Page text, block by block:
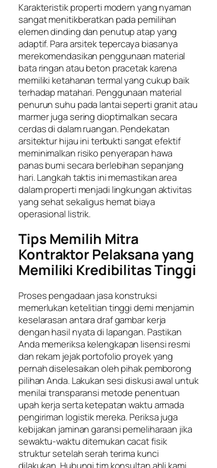
Karakteristik properti modern yang nyaman
sangat menitikberatkan pada pemilihan
elemen dinding dan penutup atap yang
adaptif. Para arsitek tepercaya biasanya
merekomendasikan penggunaan material
bata ringan atau beton pracetak karena
memiliki ketahanan termal yang cukup baik
terhadap matahari. Penggunaan material
penurun suhu pada lantai seperti granit atau
marmer juga sering dioptimalkan secara
cerdas di dalam ruangan. Pendekatan
arsitektur hijau ini terbukti sangat efektif
meminimalkan risiko penyerapan hawa
panas bumi secara berlebihan sepanjang
hari. Langkah taktis ini memastikan area
dalam properti menjadi lingkungan aktivitas
yang sehat sekaligus hemat biaya
operasional listrik.
Tips Memilih Mitra
Kontraktor Pelaksana yang
Memiliki Kredibilitas Tinggi
Proses pengadaan jasa konstruksi
memerlukan ketelitian tinggi demi menjamin
keselarasan antara draf gambar kerja
dengan hasil nyata di lapangan. Pastikan
Anda memeriksa kelengkapan lisensi resmi
dan rekam jejak portofolio proyek yang
pernah diselesaikan oleh pihak pemborong
pilihan Anda. Lakukan sesi diskusi awal untuk
menilai transparansi metode penentuan
upah kerja serta ketepatan waktu armada
pengiriman logistik mereka. Periksa juga
kebijakan jaminan garansi pemeliharaan jika
sewaktu-waktu ditemukan cacat fisik
struktur setelah serah terima kunci